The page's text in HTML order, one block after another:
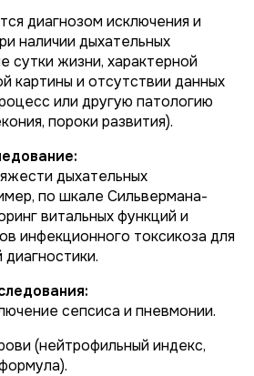
диагнозом исключения и
наличии дыхательных
сутки жизни, характерной
картины и отсутствии данных
или другую патологию
пороки развития).
дыхательных
по шкале Сильвермана-
витальных функций и
инфекционного токсикоза для
сепсиса и пневмонии.
(нейтрофильный индекс,